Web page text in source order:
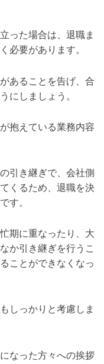
った場合は、退職ま
必要があります。
あることを告げ、合
にしましょう。
抱えている業務内容
引き継ぎで、会社側
くるため、退職を決
す。
期に重なったり、大
か引き継ぎを行うこ
ことができなくなっ
しっかりと考慮しま
なった方々への挨拶